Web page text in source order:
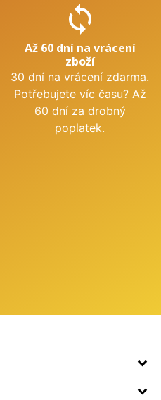
sync
Až 60 dní na vrácení
zboží
30 dní na vrácení zdarma.
Potřebujete víc času? Až
60 dní za drobný
poplatek.